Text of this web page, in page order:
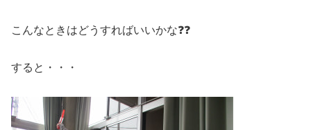
こんなときはどうすればいいかな❓❓
すると・・・